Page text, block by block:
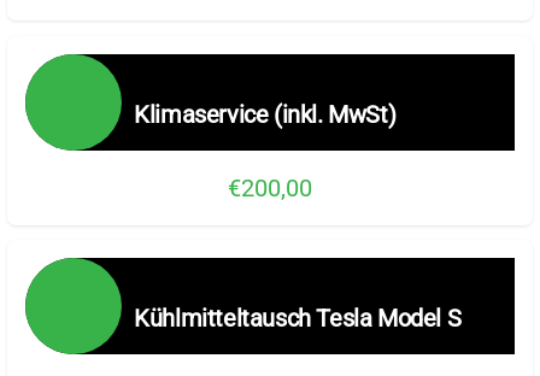
Klimaservice (inkl. MwSt)
€200,00
Kühlmitteltausch Tesla Model S